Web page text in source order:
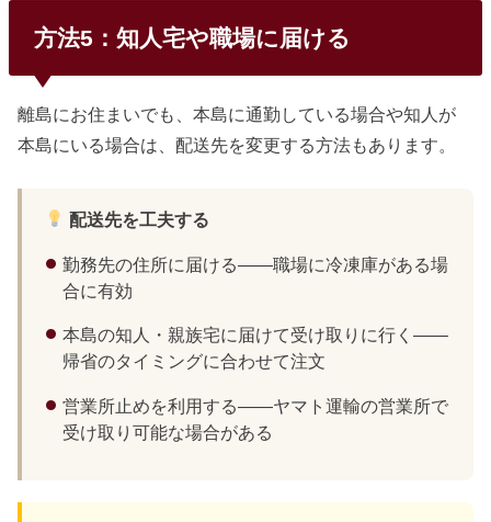
方法5：知人宅や職場に届ける
離島にお住まいでも、本島に通勤している場合や知人が
本島にいる場合は、配送先を変更する方法もあります。
配送先を工夫する
勤務先の住所に届ける——職場に冷凍庫がある場
合に有効
本島の知人・親族宅に届けて受け取りに行く——
帰省のタイミングに合わせて注文
営業所止めを利用する——ヤマト運輸の営業所で
受け取り可能な場合がある